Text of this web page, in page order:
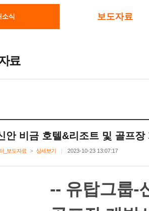
소식 보도자료
료
안비금호텔&리조트및골프
_보도자료 > 상세보기 | 2023-10-2313:07:17
--유탑그룹-